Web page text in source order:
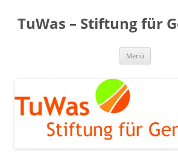
springen
TuWas – Stiftung für
Menü